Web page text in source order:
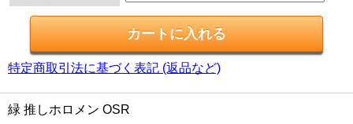
特定商取引法に基づく表記 (返品など)
緑 推しホロメン OSR